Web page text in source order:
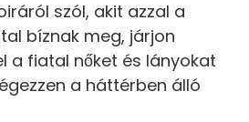
szól, akit azzal a
bíznak meg, járjon
a fiatal nőket és lányokat
a háttérben álló